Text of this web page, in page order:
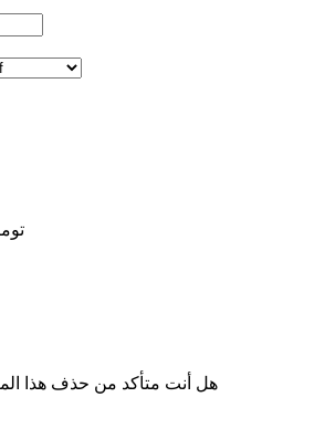
هل أنت متأكد من حذف هذا